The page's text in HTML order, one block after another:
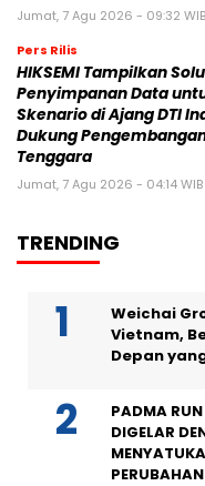
Jumat, 7 Agu 2026 - 09:32 WIB
Pers Rilis
HIKSEMI Tampilkan
Penyimpanan Data
Skenario di Ajang DTI
Dukung
Tenggara
Jumat, 7 Agu 2026 - 04:14 WIB
TRENDING
Weichai
Vietnam,
Depan
PADMA
DIGELAR
PERUBAHAN